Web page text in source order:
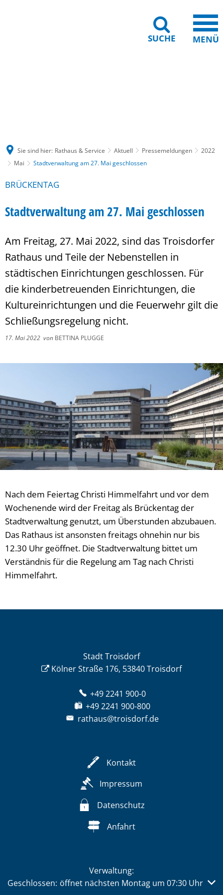
SUCHE MENÜ
Sie sind hier: Rathaus & Service Aktuell Pressemeldungen
2022
Mai
Stadtverwaltung am 27. Mai geschlossen
BRÜCKENTAG
Stadtverwaltung am 27. Mai geschlossen
Am Freitag, 27. Mai 2022, sind das Troisdorfer
Rathaus und Teile der Nebenstellen in
städtischen Einrichtungen geschlossen. Für
die kinderbetreuenden Einrichtungen, die
Kultureinrichtungen und die Feuerwehr gilt die
Schließungsregelung nicht.
17. Mai 2022 von BETTINA PLUGGE
Nach dem Feiertag Christi Himmelfahrt und vor dem
Wochenende wird der Freitag als Brückentag der
Stadtverwaltung genutzt, um Überstunden abzubauen.
Das Rathaus ist ansonsten freitags ohnehin nur bis
12.30 Uhr geöffnet. Die Stadtverwaltung bittet um
Verständnis für die Regelung am Tag nach Christi
Himmelfahrt.
Stadt Troisdorf
Kölner Straße 176, 53840 Troisdorf
+49 2241 900-0
+49 2241 900-800
rathaus@troisdorf.de
Kontakt
Impressum
Datenschutz
Anfahrt
Verwaltung:
Klicken, um weitere Öffnungs- oder Schließzeiten
Geschlossen: öffnet nächsten Montag um 07:30 Uhr